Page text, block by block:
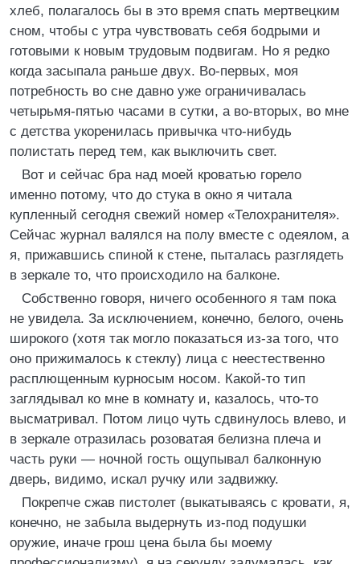
хлеб, полагалось бы в это время спать мертвецким
сном, чтобы с утра чувствовать себя бодрыми и
готовыми к новым трудовым подвигам. Но я редко
когда засыпала раньше двух. Во-первых, моя
потребность во сне давно уже ограничивалась
четырьмя-пятью часами в сутки, а во-вторых, во мне
с детства укоренилась привычка что-нибудь
полистать перед тем, как выключить свет.
Вот и сейчас бра над моей кроватью горело
именно потому, что до стука в окно я читала
купленный сегодня свежий номер «Телохранителя».
Сейчас журнал валялся на полу вместе с одеялом, а
я, прижавшись спиной к стене, пыталась разглядеть
в зеркале то, что происходило на балконе.
Собственно говоря, ничего особенного я там пока
не увидела. За исключением, конечно, белого, очень
широкого (хотя так могло показаться из-за того, что
оно прижималось к стеклу) лица с неестественно
расплющенным курносым носом. Какой-то тип
заглядывал ко мне в комнату и, казалось, что-то
высматривал. Потом лицо чуть сдвинулось влево, и
в зеркале отразилась розоватая белизна плеча и
часть руки — ночной гость ощупывал балконную
дверь, видимо, искал ручку или задвижку.
Покрепче сжав пистолет (выкатываясь с кровати, я,
конечно, не забыла выдернуть из-под подушки
оружие, иначе грош цена была бы моему